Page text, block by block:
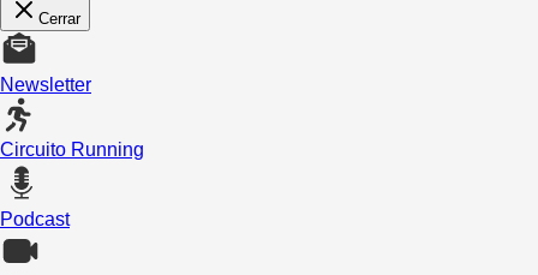
Cerrar
Newsletter
Circuito Running
Podcast